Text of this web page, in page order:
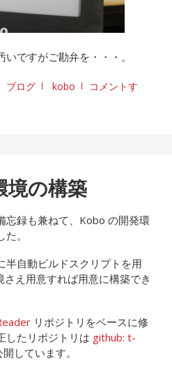
ですがご勘弁を・・・。
ブログ kobo
コメントす
境の構築
忘録も兼ねて、Kobo の開発環
。
半自動ビルドスクリプトを用
え用意すれば用意に構築でき
リポジトリをベースに修
したリポジトリは github: t-
しています。